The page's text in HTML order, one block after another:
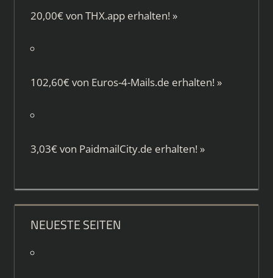
20,00€ von THX.apperhalten! »
102,60€ von Euros-4-Mails.de erhalten! »
3,03€ von PaidmailCity.de erhalten! »
NEUESTE SEITEN